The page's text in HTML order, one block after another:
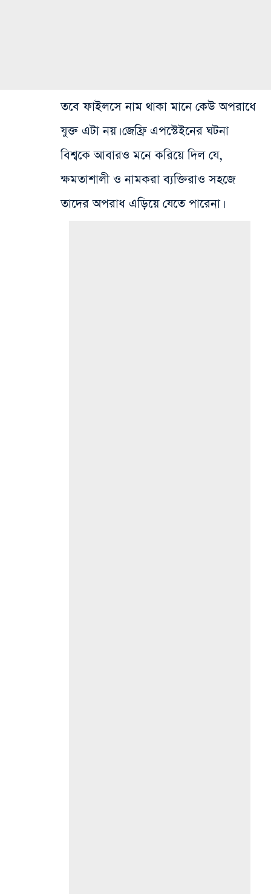
তবে ফাইলসে নাম থাকা মানে কেউ অপরাধে
যুক্ত এটা নয়। জেফ্রি এপস্টেইনের ঘটনা
বিশ্বকে আবারও মনে করিয়ে দিল যে,
ক্ষমতাশালী ও নামকরা ব্যক্তিরাও সহজে
তাদের অপরাধ এড়িয়ে যেতে পারেনা।